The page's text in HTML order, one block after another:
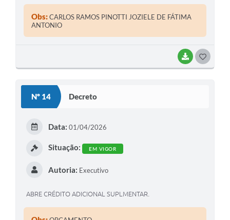
BAIXAR
Obs:CARLOS RAMOS PINOTTI JOZIELE DE FÁTIMA
ANTONIO
Nº 14 Decreto
Data: 01/04/2026
Situação: EM VIGOR
Autoria: Executivo
ABRE CRÉDITO ADICIONAL SUPLMENTAR.